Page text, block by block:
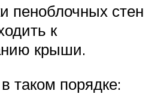
пеноблочных стен
к
крыши.
таком порядке: